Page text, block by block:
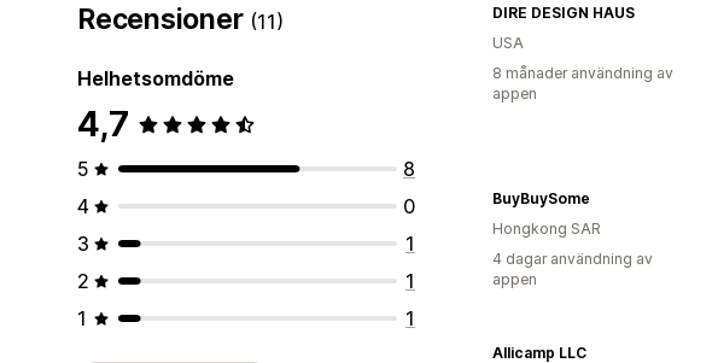
Recensioner (11)
Helhetsomdöme
4,7
5
8
4
0
3
1
2
1
1
1
DIRE DESIGN HAUS
USA
8 månader användning av
appen
BuyBuySome
Hongkong SAR
4 dagar användning av
appen
Allicamp LLC